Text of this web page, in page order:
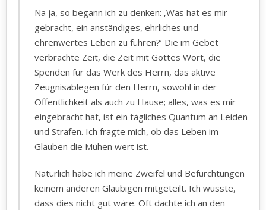
Na ja, so begann ich zu denken: ‚Was hat es mir
gebracht, ein anständiges, ehrliches und
ehrenwertes Leben zu führen?‘ Die im Gebet
verbrachte Zeit, die Zeit mit Gottes Wort, die
Spenden für das Werk des Herrn, das aktive
Zeugnisablegen für den Herrn, sowohl in der
Öffentlichkeit als auch zu Hause; alles, was es mir
eingebracht hat, ist ein tägliches Quantum an Leiden
und Strafen. Ich fragte mich, ob das Leben im
Glauben die Mühen wert ist.
Natürlich habe ich meine Zweifel und Befürchtungen
keinem anderen Gläubigen mitgeteilt. Ich wusste,
dass dies nicht gut wäre. Oft dachte ich an den